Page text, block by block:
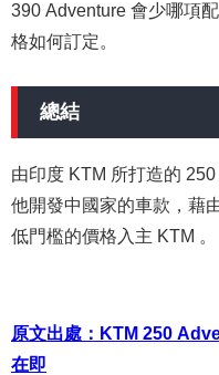
390 Adventure 會少哪項
格如何訂定。
總結
由印度 KTM 所打造的
他開發中國家的車款，藉
低門檻的價格入主 KTM 。
原文出處：KTM 250
在即